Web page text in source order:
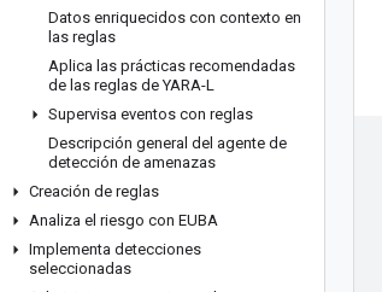
Datos enriquecidos con contexto en
las reglas
Aplica las prácticas recomendadas
de las reglas de YARA-L
Supervisa eventos con reglas
Descripción general del agente de
detección de amenazas
Creación de reglas
Analiza el riesgo con EUBA
Implementa detecciones
seleccionadas